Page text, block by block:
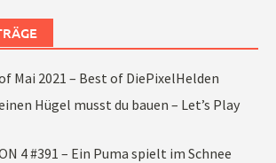
Mai 2021 – Best of DiePixelHelden
Hügel musst du bauen – Let’s Play
4 #391 – Ein Puma spielt im Schnee